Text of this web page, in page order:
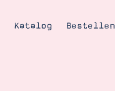
Katalog Bestellen